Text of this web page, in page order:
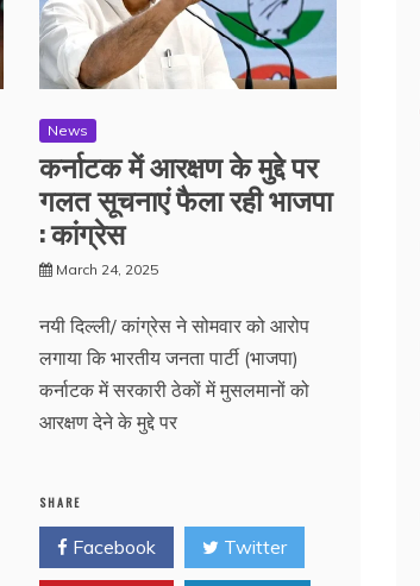
News
कर्नाटक में आरक्षण के मुद्दे पर
गलत सूचनाएं फैला रही भाजपा
: कांग्रेस
March 24, 2025
नयी दिल्ली/ कांग्रेस ने सोमवार को आरोप
लगाया कि भारतीय जनता पार्टी (भाजपा)
कर्नाटक में सरकारी ठेकों में मुसलमानों को
आरक्षण देने के मुद्दे पर
SHARE
Facebook Twitter